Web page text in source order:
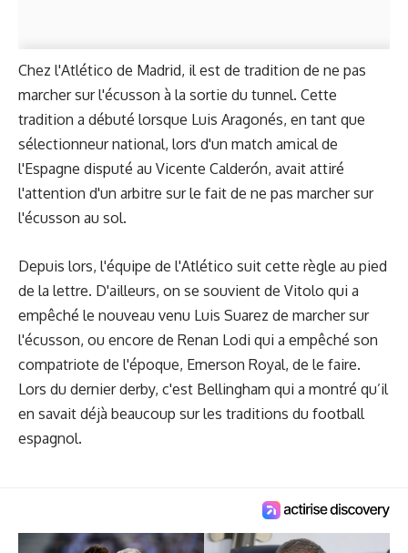
Chez l'Atlético de Madrid, il est de tradition de ne pas
marcher sur l'écusson à la sortie du tunnel. Cette
tradition a débuté lorsque Luis Aragonés, en tant que
sélectionneur national, lors d'un match amical de
l'Espagne disputé au Vicente Calderón, avait attiré
l'attention d'un arbitre sur le fait de ne pas marcher sur
l'écusson au sol.
Depuis lors, l'équipe de l'Atlético suit cette règle au pied
de la lettre. D'ailleurs, on se souvient de Vitolo qui a
empêché le nouveau venu Luis Suarez de marcher sur
l'écusson, ou encore de Renan Lodi qui a empêché son
compatriote de l'époque, Emerson Royal, de le faire.
Lors du dernier derby, c'est Bellingham qui a montré qu’il
en savait déjà beaucoup sur les traditions du football
espagnol.